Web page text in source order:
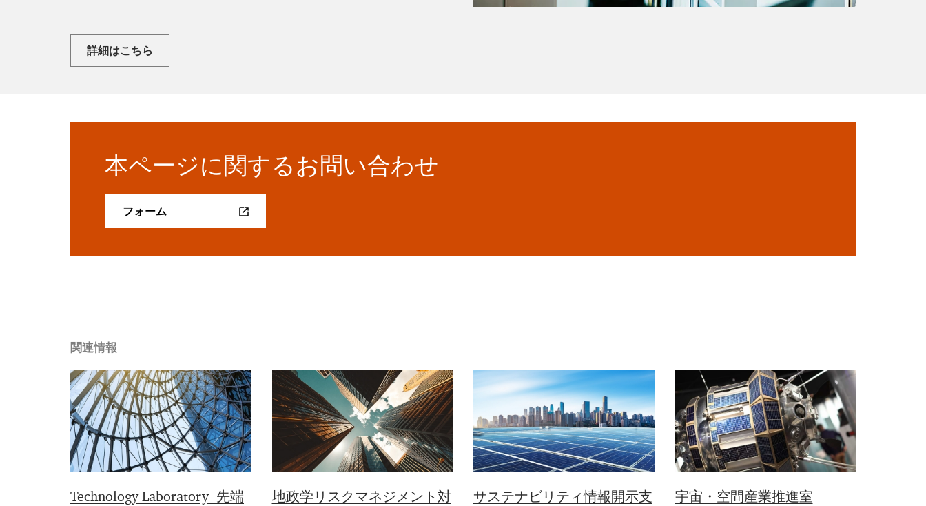
詳細はこちら
本ページに関するお問い合わせ
フォーム
関連情報
Technology Laboratory -先端
地政学リスクマネジメント対
サステナビリティ情報開示支
宇宙・空間産業推進室